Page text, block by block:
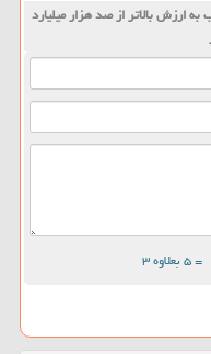
پساب به ارزش بالاتر از صد هزار میلیارد
= ۵ بعلاوه ۳